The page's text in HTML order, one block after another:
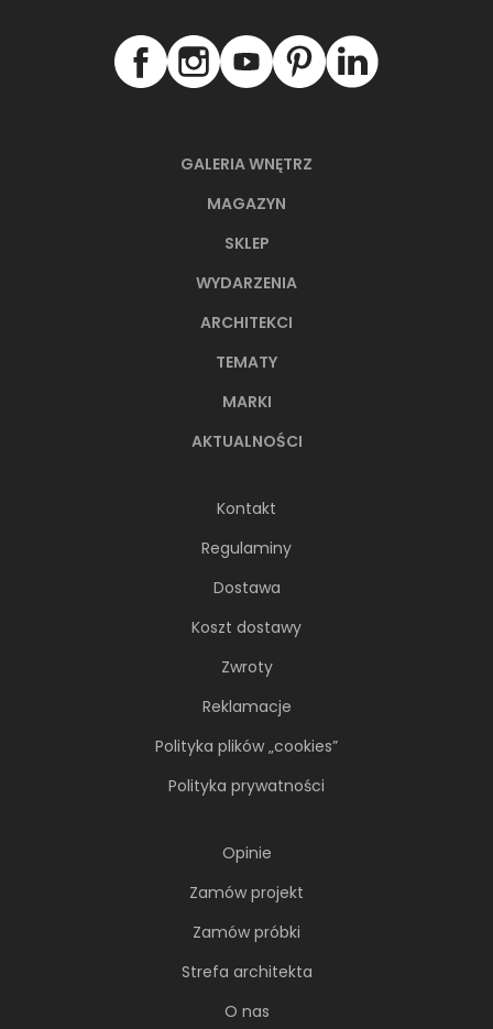
GALERIA WNĘTRZ
MAGAZYN
SKLEP
WYDARZENIA
ARCHITEKCI
TEMATY
MARKI
AKTUALNOŚCI
Kontakt
Regulaminy
Dostawa
Koszt dostawy
Zwroty
Reklamacje
Polityka plików „cookies”
Polityka prywatności
Opinie
Zamów projekt
Zamów próbki
Strefa architekta
O nas